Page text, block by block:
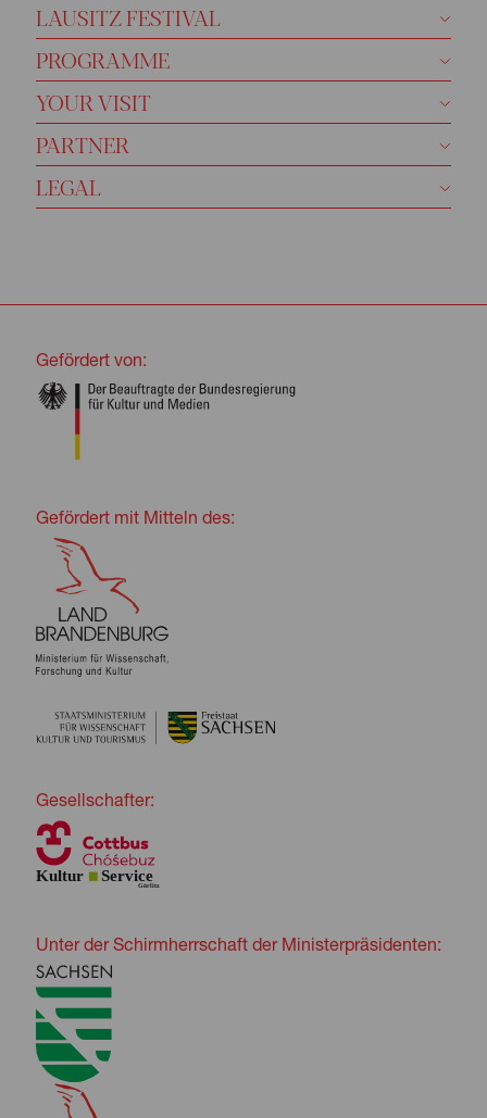
LAUSITZ FESTIVAL
PROGRAMME
YOUR VISIT
PARTNER
LEGAL
Gefördert von:
Gefördert mit Mitteln des:
Gesellschafter:
Unter der Schirmherrschaft der Ministerpräsidenten: